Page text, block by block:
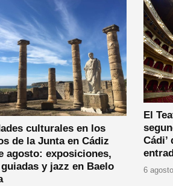
culturales en los
de la Junta en Cádiz
agosto: exposiciones,
y jazz en Baelo
El
6